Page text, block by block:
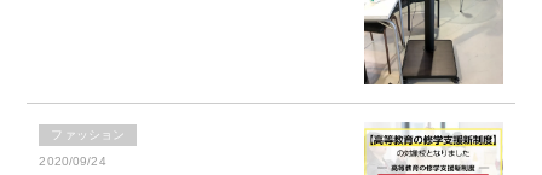
ファッション
2020/09/24